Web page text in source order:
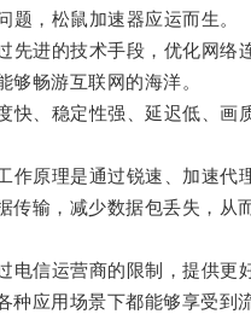
，松鼠加速器应运而生。
进的技术手段，优化网络
够畅游互联网的海洋。
、稳定性强、延迟低、画
原理是通过锐速、加速代
传输，减少数据包丢失，从
信运营商的限制，提供更
种应用场景下都能够享受到